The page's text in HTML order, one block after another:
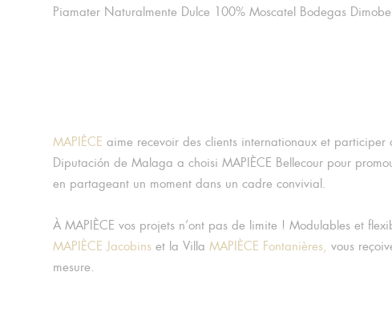
Piamater Naturalmente Dulce 100% Moscatel Bodegas Dimobe
MAPIÈCE aime recevoir des clients internationaux et
Diputación de Malaga a choisi MAPIÈCE Bellecour pour
en partageant un moment dans un cadre convivial.
À MAPIÈCE vos projets n’ont pas de limite ! Modulables et
MAPIÈCE Jacobinset la Villa MAPIÈCE Fontanières, vous
mesure.